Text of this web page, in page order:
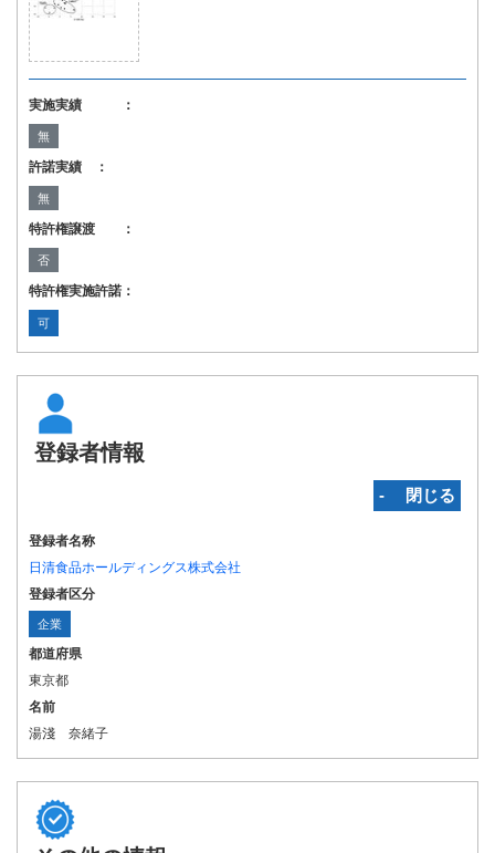
実施実績 ：
無
許諾実績 ：
無
特許権譲渡 ：
否
特許権実施許諾：
可
登録者情報
‐ 閉じる
登録者名称
日清食品ホールディングス株式会社
登録者区分
企業
都道府県
東京都
名前
湯淺 奈緒子